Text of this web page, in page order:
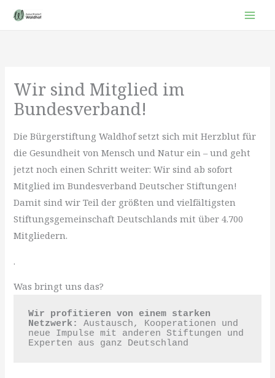
Zum
Inhalt
Wir sind Mitglied im
Bundesverband!
Die Bürgerstiftung Waldhof setzt sich mit Herzblut für
die Gesundheit von Mensch und Natur ein – und geht
jetzt noch einen Schritt weiter: Wir sind ab sofort
Mitglied im Bundesverband Deutscher Stiftungen!
Damit sind wir Teil der größten und vielfältigsten
Stiftungsgemeinschaft Deutschlands mit über 4.700
Mitgliedern.
.
Was bringt uns das?
Wir profitieren von einem starken
Netzwerk: Austausch, Kooperationen und
neue Impulse mit anderen Stiftungen und
Experten aus ganz Deutschland